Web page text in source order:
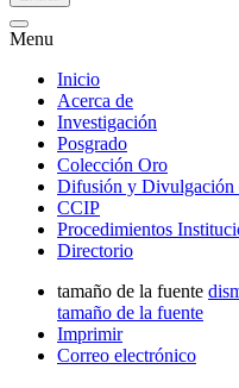
Menu
Inicio
Acerca de
Investigación
Posgrado
Colección Oro
Difusión y Divulgación
CCIP
Procedimientos
Directorio
tamaño de la fuente
tamaño de la fuente
Imprimir
Correo electrónico